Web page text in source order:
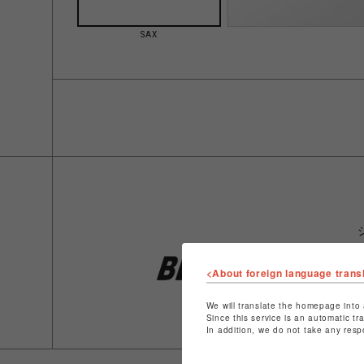
SAX
<About foreign language
We will translate the homepage
Since this service is an automatic
In addition, we do not take any